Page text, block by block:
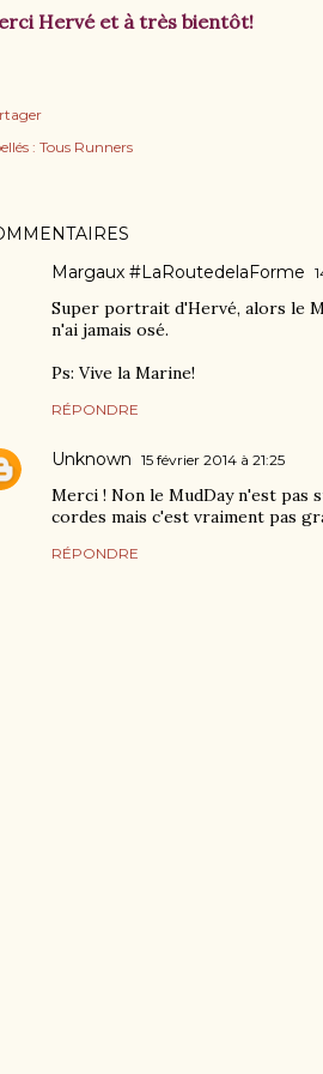
Hervé et à très bientôt!
: Tous Runners
Margaux #LaRoutedelaForme
Super portrait d'Hervé, alors le
n'ai jamais osé.
Ps: Vive la Marine!
RÉPONDRE
Unknown 15 février 2014 à 21:25
Merci ! Non le MudDay n'est pas
cordes mais c'est vraiment pas
RÉPONDRE